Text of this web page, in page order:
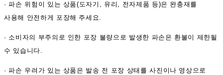
·파손 위험이 있는 상품(도자기, 유리, 전자제품 등)은 완충재를
사용해 안전하게 포장해 주세요.
· 소비자의 부주의로 인한 포장 불량으로 발생한 파손은 환불이 제한될
수 있습니다.
·파손 우려가 있는 상품은 발송 전 포장 상태를 사진이나 영상으로